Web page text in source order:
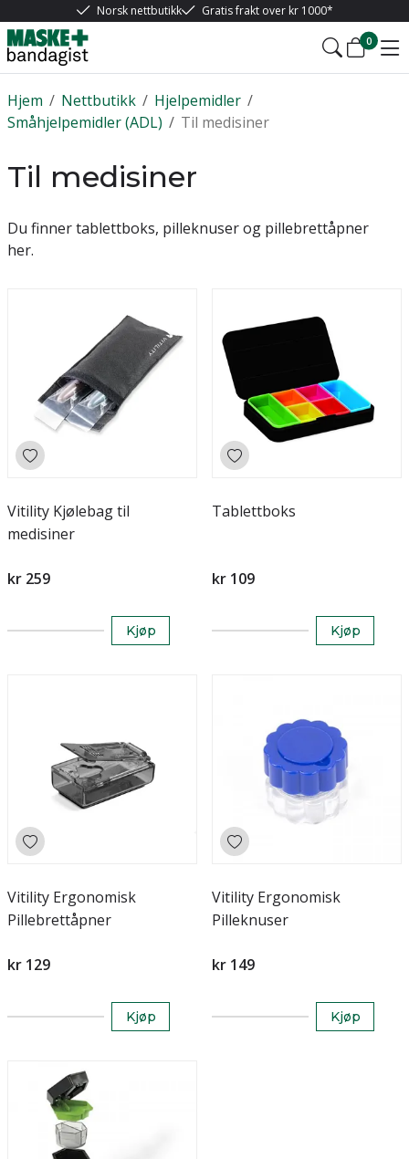
Norsk nettbutikk Gratis frakt over kr 1000*
0
/
Hjem /
Nettbutikk /
Hjelpemidler
/
Småhjelpemidler (ADL) Til medisiner
Til medisiner
Du finner tablettboks, pilleknuser og pillebrettåpner
her.
Vitility Kjølebag til
medisiner
kr 259
Kjøp
Tablettboks
kr 109
Kjøp
Vitility Ergonomisk
Pillebrettåpner
kr 129
Kjøp
Vitility Ergonomisk
Pilleknuser
kr 149
Kjøp